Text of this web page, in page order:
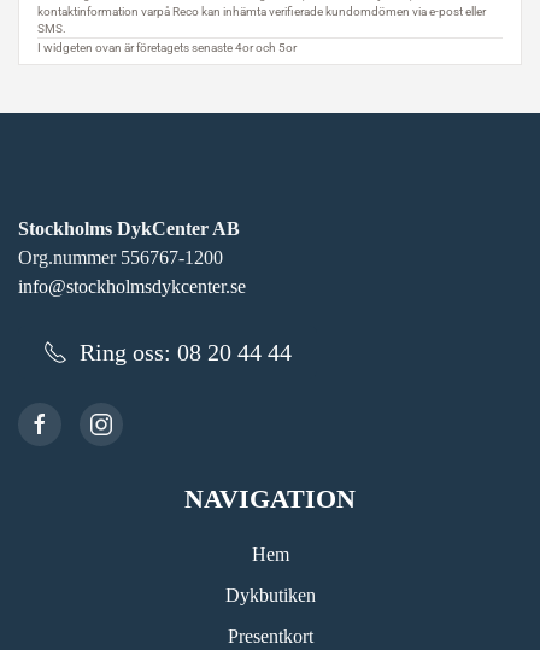
Stockholms DykCenter AB
Org.nummer 556767-1200
info@stockholmsdykcenter.se
Ring oss: 08 20 44 44
NAVIGATION
Hem
Dykbutiken
Presentkort